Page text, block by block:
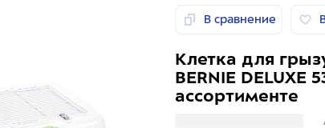
В сравнение
Клетка для
BERNIE DELUXE
ассортименте